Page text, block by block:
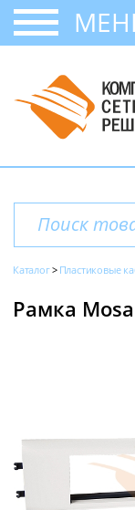
Каталог Пластиковые
Рамка